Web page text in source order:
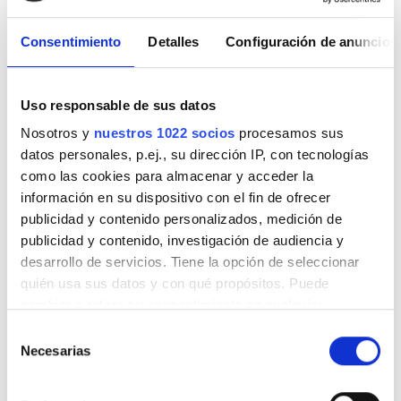
Consentimiento Detalles Configuración de anuncios
Uso responsable de sus datos
Nosotros y nuestros 1022 socios procesamos sus
datos personales, p.ej., su dirección IP, con tecnologías
como las cookies para almacenar y acceder la
información en su dispositivo con el fin de ofrecer
publicidad y contenido personalizados, medición de
publicidad y contenido, investigación de audiencia y
desarrollo de servicios. Tiene la opción de seleccionar
quién usa sus datos y con qué propósitos. Puede
el Menú de consentimiento.
Necesarias
Agosto 2026
1
2
3
4 5 6 7 8
9
10
11 12 13 14 15
16
18 19 20 21
24
25 26 27 28 29
30